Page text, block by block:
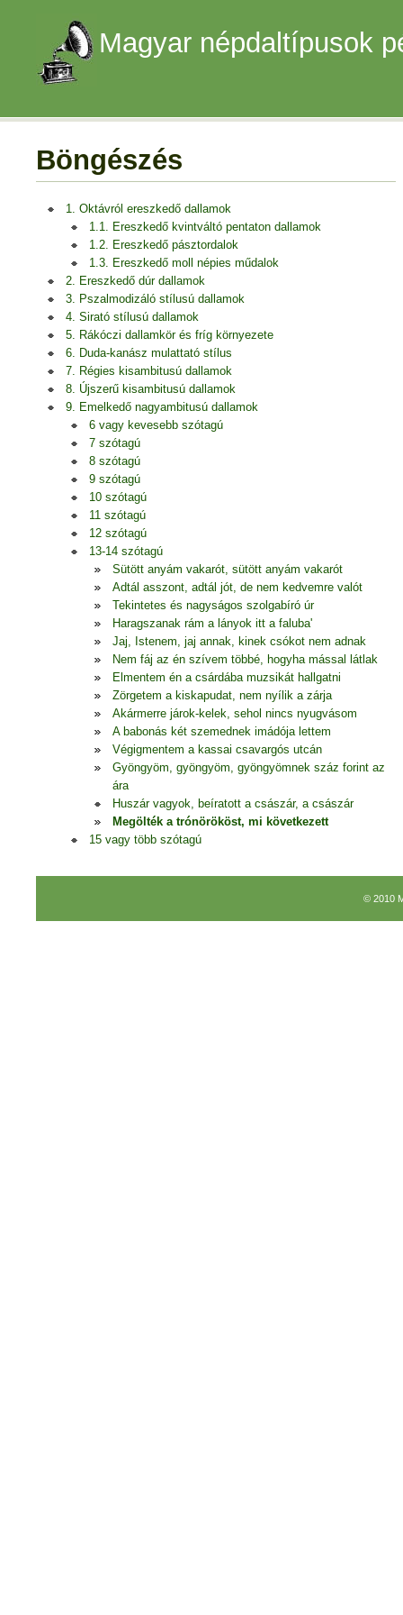
Magyar népdaltípusok
Böngészés
1. Oktávról ereszkedő dallamok
1.1. Ereszkedő kvintváltó pentaton dallamok
1.2. Ereszkedő pásztordalok
1.3. Ereszkedő moll népies műdalok
2. Ereszkedő dúr dallamok
3. Pszalmodizáló stílusú dallamok
4. Sirató stílusú dallamok
5. Rákóczi dallamkör és fríg környezete
6. Duda-kanász mulattató stílus
7. Régies kisambitusú dallamok
8. Újszerű kisambitusú dallamok
9. Emelkedő nagyambitusú dallamok
6 vagy kevesebb szótagú
7 szótagú
8 szótagú
9 szótagú
10 szótagú
11 szótagú
12 szótagú
13-14 szótagú
Sütött anyám vakarót, sütött anyám vakarót
Adtál asszont, adtál jót, de nem kedvemre valót
Tekintetes és nagyságos szolgabíró úr
Haragszanak rám a lányok itt a faluba'
Jaj, Istenem, jaj annak, kinek csókot nem adnak
Nem fáj az én szívem többé, hogyha mással látlak
Elmentem én a csárdába muzsikát hallgatni
Zörgetem a kiskapudat, nem nyílik a zárja
Akármerre járok-kelek, sehol nincs nyugvásom
A babonás két szemednek imádója lettem
Végigmentem a kassai csavargós utcán
Gyöngyöm, gyöngyöm, gyöngyömnek száz forint az
ára
Huszár vagyok, beíratott a császár, a császár
Megölték a trónörököst, mi következett
15 vagy több szótagú
© 2010